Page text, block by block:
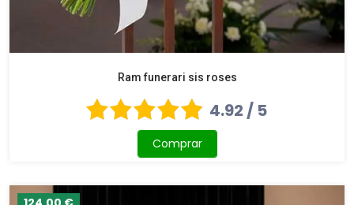
Ram funerari sis roses
4.92 / 5
Comprar